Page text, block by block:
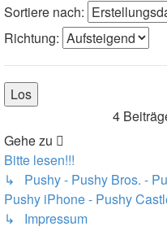
Sortiere nach:
Richtung:
4
Gehe zu
Bitte lesen!!!
↳ Pushy - Pushy Bros. -
Pushy iPhone - Pushy
↳ Impressum